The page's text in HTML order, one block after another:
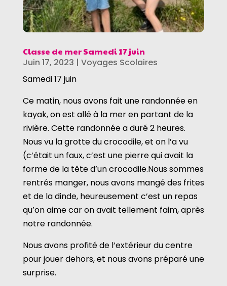
Classe de mer Samedi 17 juin
Juin 17, 2023 | Voyages Scolaires
Samedi 17 juin
Ce matin, nous avons fait une randonnée en
kayak, on est allé à la mer en partant de la
rivière. Cette randonnée a duré 2 heures.
Nous vu la grotte du crocodile, et on l’a vu
(c’était un faux, c’est une pierre qui avait la
forme de la tête d’un crocodile.Nous sommes
rentrés manger, nous avons mangé des frites
et de la dinde, heureusement c’est un repas
qu’on aime car on avait tellement faim, après
notre randonnée.
Nous avons profité de l’extérieur du centre
pour jouer dehors, et nous avons préparé une
surprise.